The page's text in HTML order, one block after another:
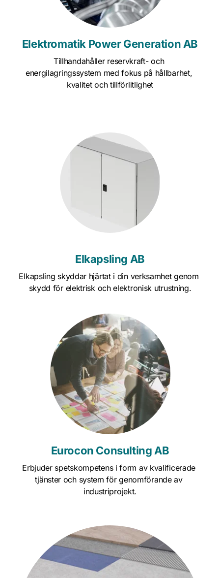
Elektromatik Power Generation AB
Tillhandahåller reservkraft- och
energilagringssystem med fokus på hållbarhet,
kvalitet och tillförlitlighet
Elkapsling AB
Elkapsling skyddar hjärtat i din verksamhet genom
skydd för elektrisk och elektronisk utrustning.
Eurocon Consulting AB
Erbjuder spetskompetens i form av kvalificerade
tjänster och system för genomförande av
industriprojekt.